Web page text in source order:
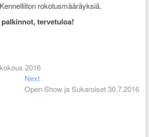
rokotusmääräyksiä.
tervetuloa!
2016
NextNext
post:
Open Show ja Sukaroiset 30.7.2016